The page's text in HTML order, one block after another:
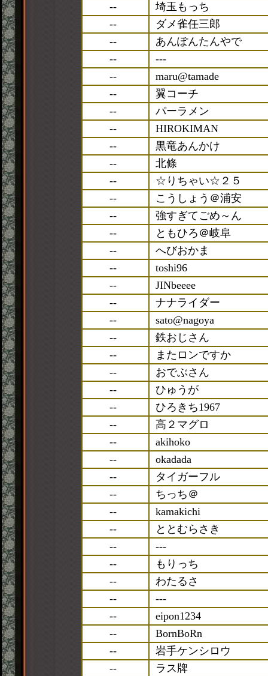
--
埼玉もっち
--
ダメ雀任三郎
--
あんぽんたんやで
--
---
--
maru@tamade
--
翼コーチ
--
パーラメン
--
HIROKIMAN
--
黒竜あんかけ
--
北條
--
☆りちゃい☆２５
--
こうしょう＠浦安
--
強すぎてごめ～ん
--
ともひろ＠岐阜
--
へびおかま
--
toshi96
--
JINbeeee
--
ナナライダー
--
sato@nagoya
--
鉄おじさん
--
またロンですか
--
おでぶさん
--
ひゅうが
--
ひろきち1967
--
高２マグロ
--
akihoko
--
okadada
--
タイガーフル
--
ちっち＠
--
kamakichi
--
ととむらさき
--
---
--
もりっち
--
わたるさ
--
---
--
eipon1234
--
BornBoRn
--
岩手ケンシロウ
--
ラス牌